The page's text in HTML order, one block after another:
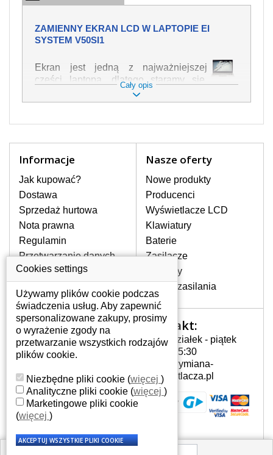
ZAMIENNY EKRAN LCD W LAPTOPIE EI
SYSTEM V50SI1
Ekran jest jedną z najważniejszej
części laptopa, dlatego staramy się,
żeby był jak najwyższej jakości. Służy
on do wyświetlania tekstu lub obrazu w
z nim z jak największą ostrożnością. Do
zaliczyć uszkodzenia mechaniczne np.
rozbity lub pęknięty ekran, następnie
pojawiające się pionowe pasy, ciemny
ekran, migotanie lub nierównomierną
jasność ekranu.
NAJWYŻSZEJ JAKOŚCI!
W naszym magazynie przez
cały okres gwarancji posiadamy
wyłącznie wysokiej jakości
oryginalne matryce klasy A+ bez
wadliwych pikseli.
JAK WYBRAĆ ODPOWIEDNI EKRAN
DO LAPTOPA EI SYSTEM V50SI1?
Odpowiedni ekran można dobrać do
konkretnego modelu laptopa, którego
oznaczenie można znaleźć na naklejce
na spodzie laptopa lub pod baterią, bywa
również umieszczone na ramkach lub
pęknięty ekran został zdemontowany, w
Cały opis
Informacje
Jak kupować?
Dostawa
Sprzedaż hurtowa
Nota prawna
Regulamin
Przetwarzanie danych
osobowych
Gdzie nas znajdziesz
Nasze oferty
Nowe produkty
Producenci
Wyświetlacze LCD
Klawiatury
Baterie
Zasilacze
Zawiasy
Złącza zasilania
Twoje konto
Twoje konto
Dane osobowe
Adresy
Historia zamówień
Kontakt:
Poniedziałek - piątek
7:00 - 15:30
info@wymiana-
wyswietlacza.pl
Cookies settings
Używamy plików cookie podczas
świadczenia usług. Aby zapewnić
spersonalizowane zakupy, prosimy
o wyrażenie zgody na
przetwarzanie wszystkich rodzajów
plików cookie.
Niezbędne pliki cookie (więcej )
Analityczne pliki cookie (więcej )
Marketingowe pliki cookie
(więcej )